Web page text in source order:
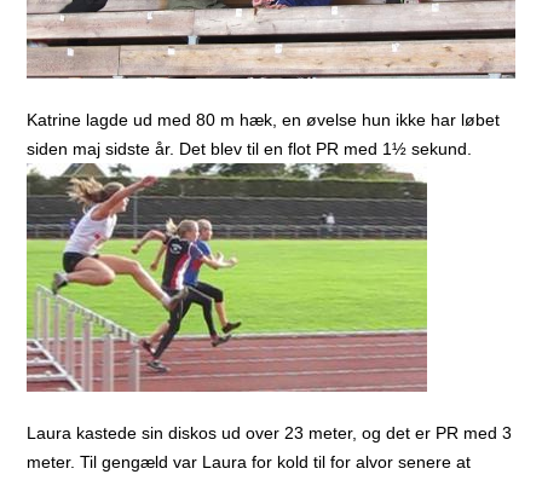
Katrine lagde ud med 80 m hæk, en øvelse hun ikke har løbet
siden maj sidste år. Det blev til en flot PR med 1½ sekund.
Laura kastede sin diskos ud over 23 meter, og det er PR med 3
meter. Til gengæld var Laura for kold til for alvor senere at